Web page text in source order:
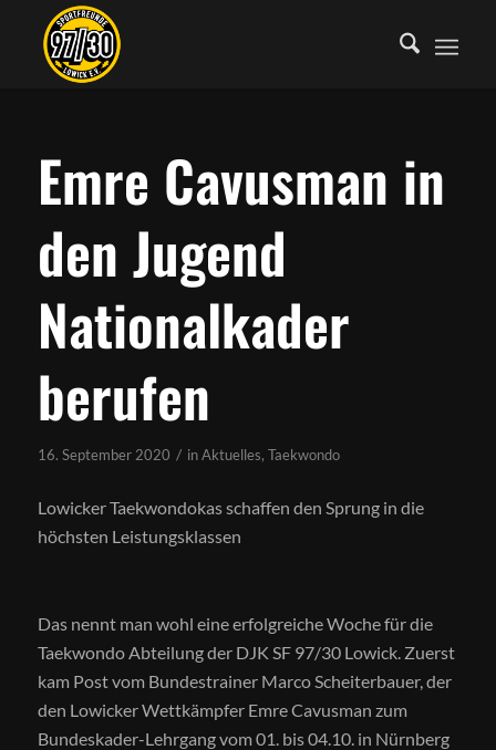
Emre Cavusman in
den Jugend
Nationalkader
berufen
16. September 2020 / inAktuelles, Taekwondo
Lowicker Taekwondokas schaffen den Sprung in die
höchsten Leistungsklassen
Das nennt man wohl eine erfolgreiche Woche für die
Taekwondo Abteilung der DJK SF 97/30 Lowick. Zuerst
kam Post vom Bundestrainer Marco Scheiterbauer, der
den Lowicker Wettkämpfer Emre Cavusman zum
Bundeskader-Lehrgang vom 01. bis 04.10. in Nürnberg